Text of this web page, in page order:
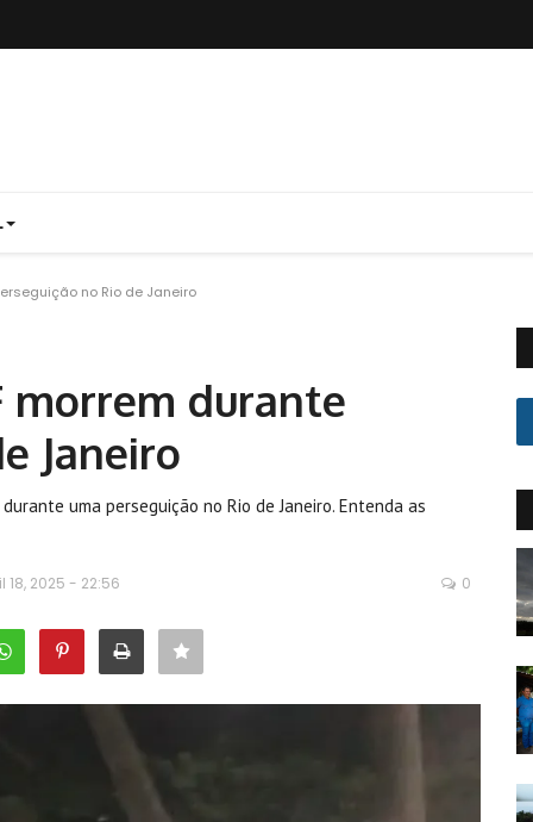
no Rio de Janeiro
morrem durante
Janeiro
uma perseguição no Rio de Janeiro. Entenda as
2025 - 22:56 0